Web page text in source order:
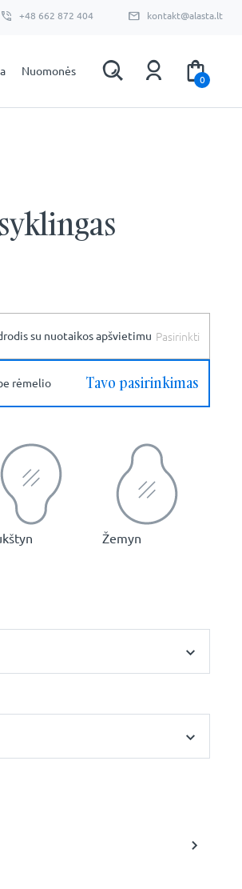
+48 662 872 404 kontakt@alasta.lt
Nuomonės
0
su nuotaikos apšvietimu Pasirinkti
rėmelio Tavo pasirinkimas
Žemyn